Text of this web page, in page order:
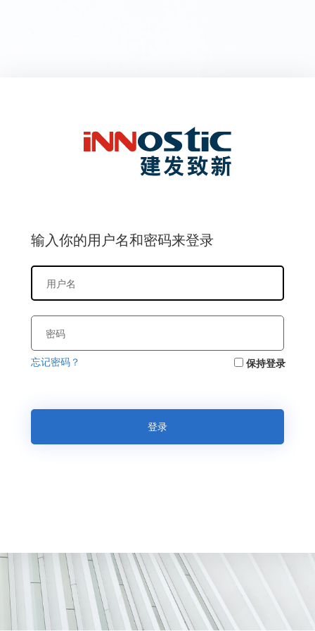
输入你的用户名和密码来登录
忘记密码？ 保持登录
登录